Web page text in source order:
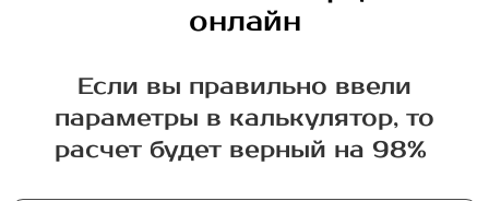
онлайн
Если вы правильно ввели
параметры в калькулятор, то
расчет будет верный на 98%